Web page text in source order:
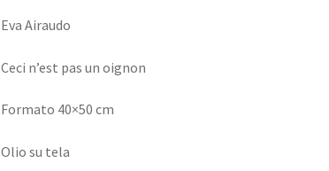
Eva Airaudo
Ceci n’est pas un oignon
Formato 40×50 cm
Olio su tela